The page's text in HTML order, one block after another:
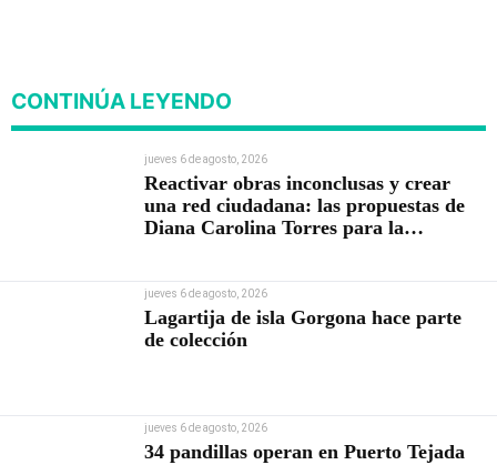
CONTINÚA LEYENDO
jueves 6 de agosto, 2026
Reactivar obras inconclusas y crear
una red ciudadana: las propuestas de
Diana Carolina Torres para la
jueves 6 de agosto, 2026
Lagartija de isla Gorgona hace parte
de colección
jueves 6 de agosto, 2026
34 pandillas operan en Puerto Tejada